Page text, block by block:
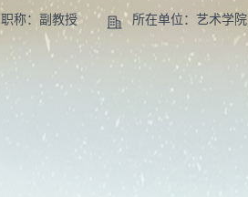
职称：副教授 所在单位：艺术学院